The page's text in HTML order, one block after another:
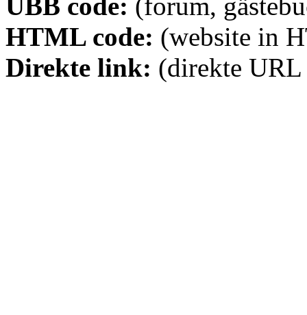
HTML code: (website in
Direkte link: (direkte